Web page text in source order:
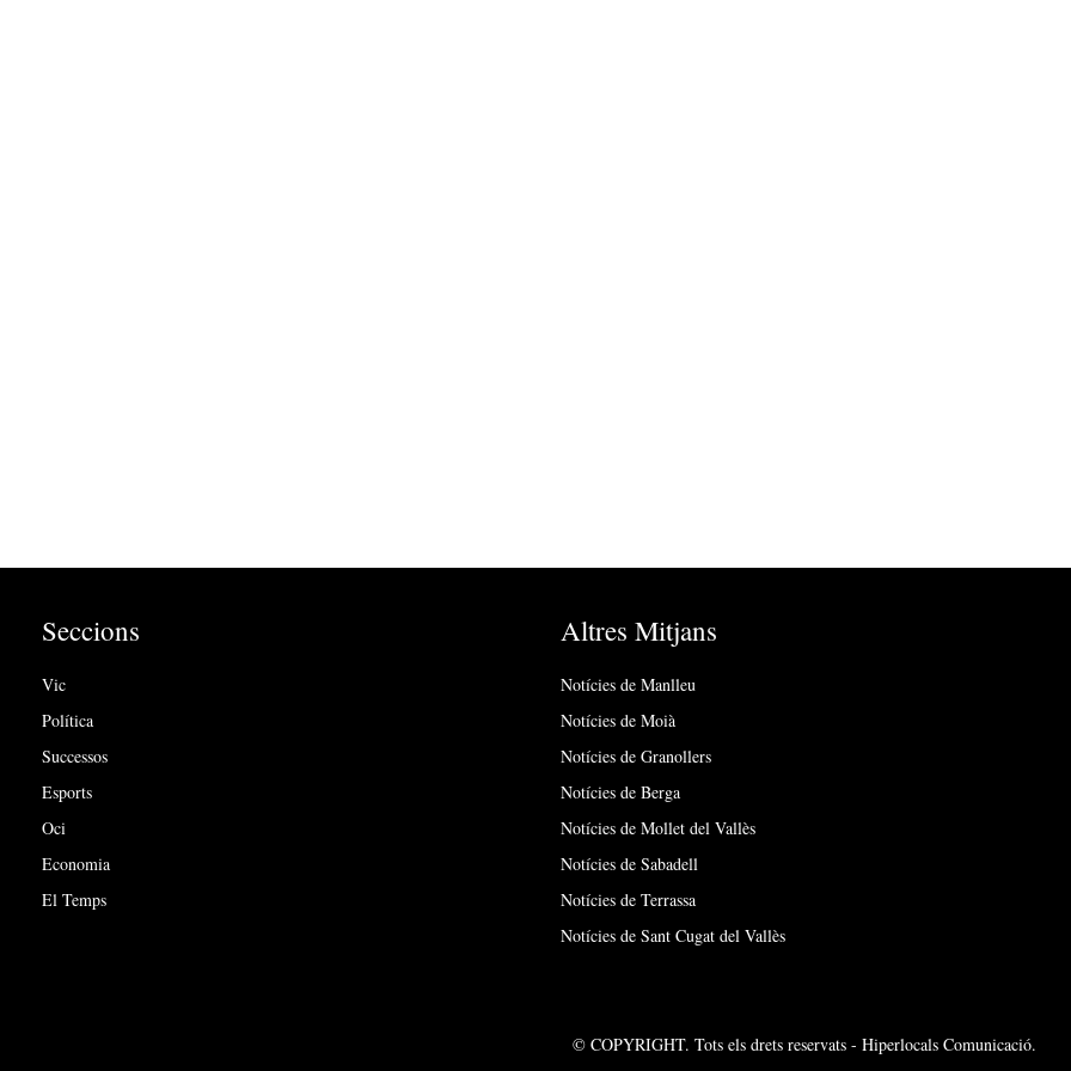
Seccions
Vic
Política
Successos
Esports
Oci
Economia
El Temps
Altres Mitjans
Notícies de Manlleu
Notícies de Moià
Notícies de Granollers
Notícies de Berga
Notícies de Mollet del Vallès
Notícies de Sabadell
Notícies de Terrassa
Notícies de Sant Cugat del Vallès
© COPYRIGHT. Tots els drets reservats - Hiperlocals Comunicació.